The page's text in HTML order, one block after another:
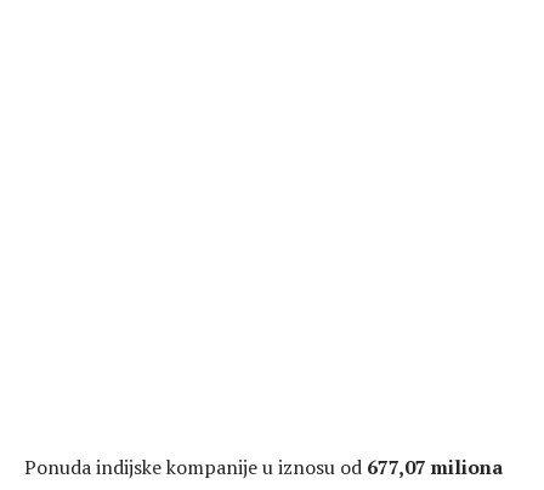
Ponuda indijske kompanije u iznosu od 677,07 miliona